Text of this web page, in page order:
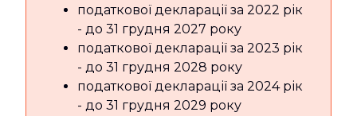
податкової декларації за 2022 рік
- до 31 грудня 2027 року
податкової декларації за 2023 рік
- до 31 грудня 2028 року
податкової декларації за 2024 рік
- до 31 грудня 2029 року